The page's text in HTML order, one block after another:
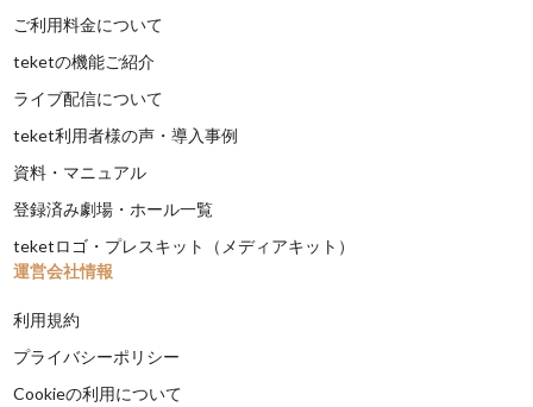
ご利用料金について
teketの機能ご紹介
ライブ配信について
teket利用者様の声・導入事例
資料・マニュアル
登録済み劇場・ホール一覧
teketロゴ・プレスキット（メディアキット）
運営会社情報
利用規約
プライバシーポリシー
Cookieの利用について